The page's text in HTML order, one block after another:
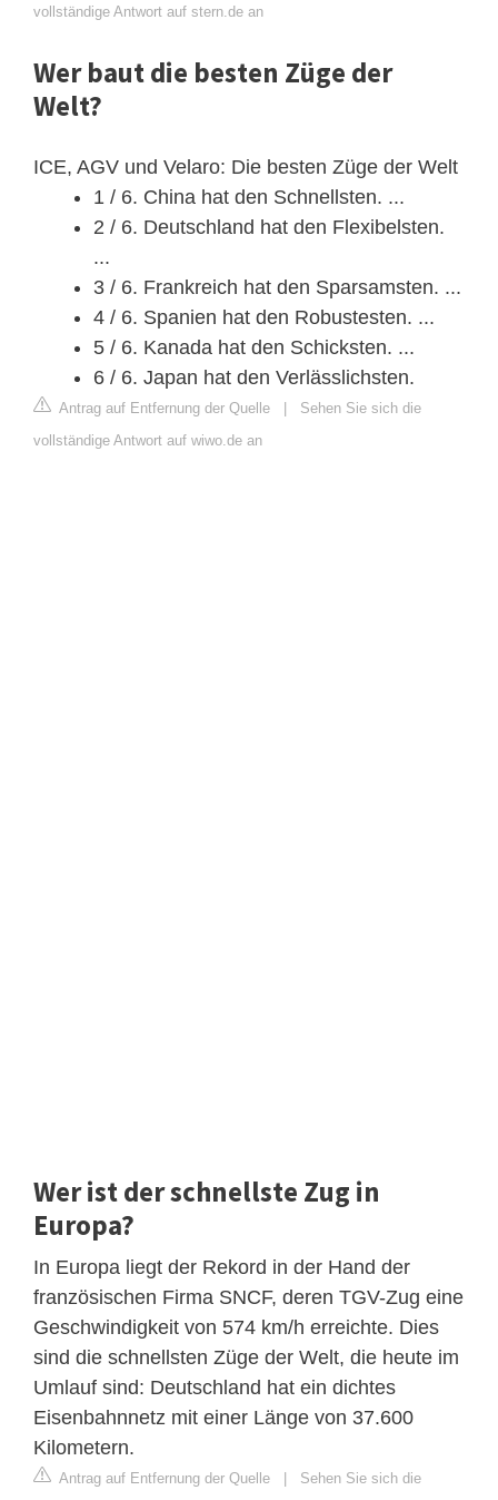
vollständige Antwort auf stern.de an
Wer baut die besten Züge der
Welt?
ICE, AGV und Velaro: Die besten Züge der Welt
1 / 6. China hat den Schnellsten. ...
2 / 6. Deutschland hat den Flexibelsten.
...
3 / 6. Frankreich hat den Sparsamsten. ...
4 / 6. Spanien hat den Robustesten. ...
5 / 6. Kanada hat den Schicksten. ...
6 / 6. Japan hat den Verlässlichsten.
Antrag auf Entfernung der Quelle | Sehen Sie sich die
vollständige Antwort auf wiwo.de an
Wer ist der schnellste Zug in
Europa?
In Europa liegt der Rekord in der Hand der
französischen Firma SNCF, deren TGV-Zug eine
Geschwindigkeit von 574 km/h erreichte. Dies
sind die schnellsten Züge der Welt, die heute im
Umlauf sind: Deutschland hat ein dichtes
Eisenbahnnetz mit einer Länge von 37.600
Kilometern.
Antrag auf Entfernung der Quelle | Sehen Sie sich die